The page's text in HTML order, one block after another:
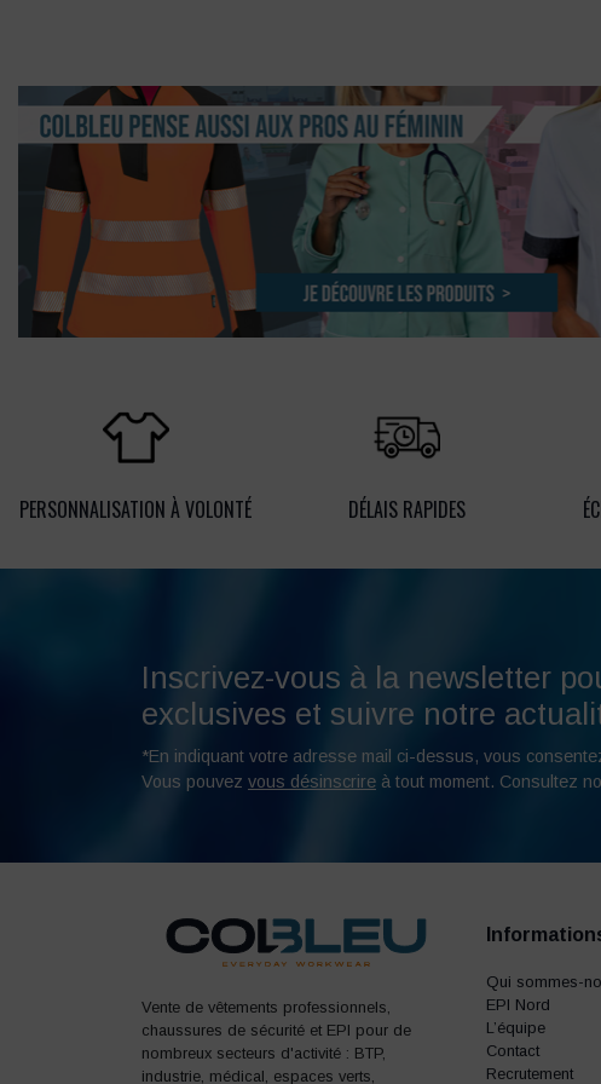
PERSONNALISATION À VOLONTÉ DÉLAIS RAPIDES
Inscrivez-vous à la newsletter
exclusives et suivre notre
*En indiquant votre adresse mail ci-dessus, vous
Vous pouvez vous désinscrire à tout moment. Consultez
Vente de vêtements professionnels,
chaussures de sécurité et EPI pour de
nombreux secteurs d'activité : BTP,
industrie, médical, espaces verts,
Qui sommes-
EPI Nord
L’équipe
Contact
Recrutement